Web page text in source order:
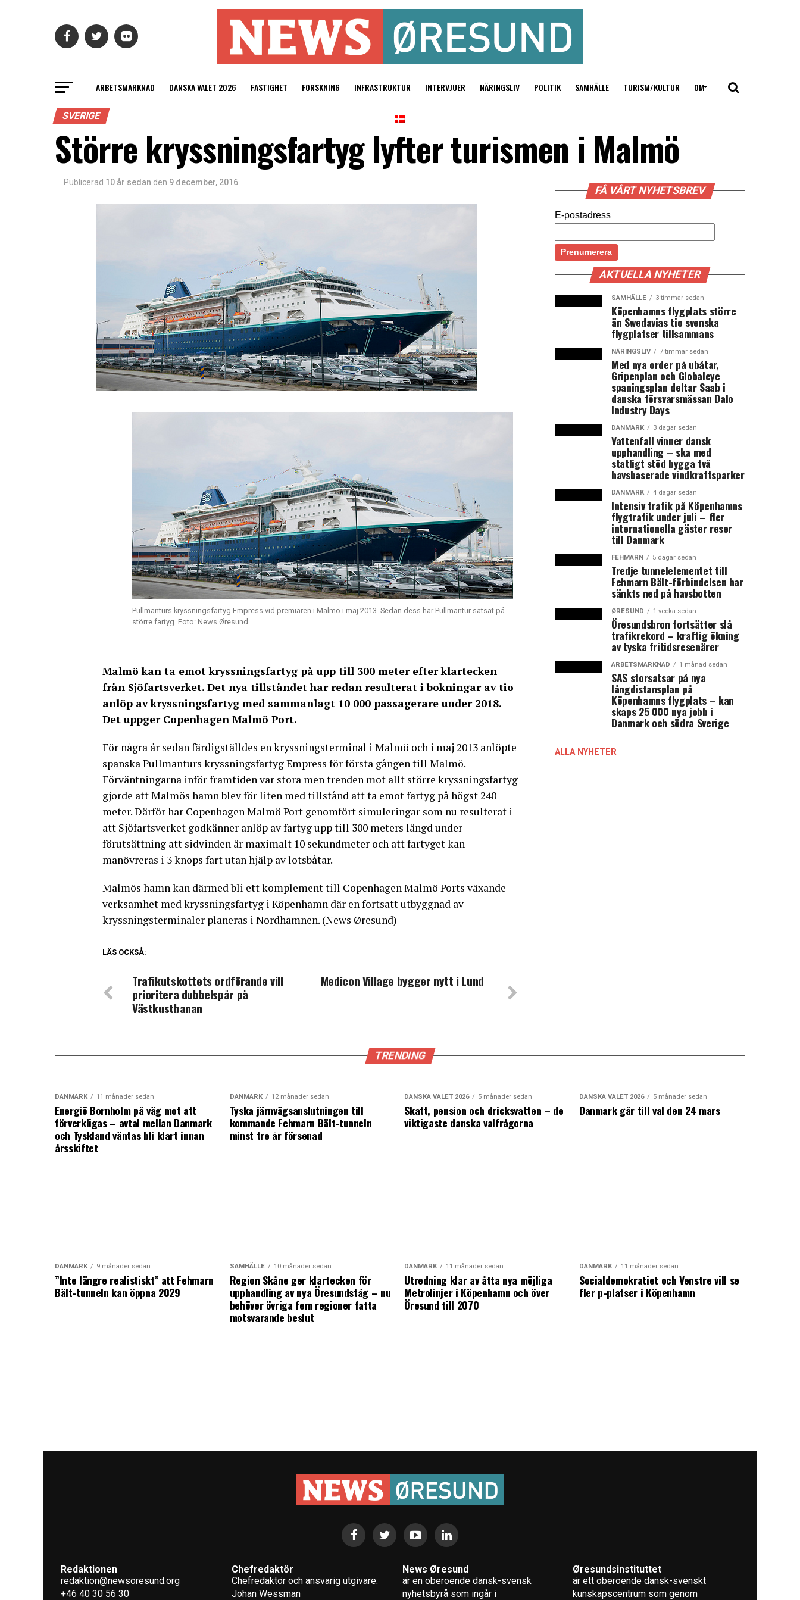
ARBETSMARKNAD DANSKA VALET 2026 FASTIGHET FORSKNING INFRASTRUKTUR INTERVJUER NÄRINGSLIV POLITIK SAMHÄLLE TURISM/KULTUR OM
SVERIGE
Större kryssningsfartyg lyfter turismen i Malmö
Publicerad 10 år sedan den 9 december, 2016
Pullmanturs kryssningsfartyg Empress vid premiären i Malmö i maj 2013. Sedan dess har Pullmantur satsat på
större fartyg. Foto: News Øresund
Malmö kan ta emot kryssningsfartyg på upp till 300 meter efter klartecken
från Sjöfartsverket. Det nya tillståndet har redan resulterat i bokningar av tio
anlöp av kryssningsfartyg med sammanlagt 10 000 passagerare under 2018.
Det uppger Copenhagen Malmö Port.
För några år sedan färdigställdes en kryssningsterminal i Malmö och i maj 2013 anlöpte
spanska Pullmanturs kryssningsfartyg Empress för första gången till Malmö.
Förväntningarna inför framtiden var stora men trenden mot allt större kryssningsfartyg
gjorde att Malmös hamn blev för liten med tillstånd att ta emot fartyg på högst 240
meter. Därför har Copenhagen Malmö Port genomfört simuleringar som nu resulterat i
att Sjöfartsverket godkänner anlöp av fartyg upp till 300 meters längd under
förutsättning att sidvinden är maximalt 10 sekundmeter och att fartyget kan
manövreras i 3 knops fart utan hjälp av lotsbåtar.
Malmös hamn kan därmed bli ett komplement till Copenhagen Malmö Ports växande
verksamhet med kryssningsfartyg i Köpenhamn där en fortsatt utbyggnad av
kryssningsterminaler planeras i Nordhamnen. (News Øresund)
LÄS OCKSÅ:
Medicon Village bygger nytt i Lund
Trafikutskottets ordförande vill
prioritera dubbelspår på
Västkustbanan
FÅ VÅRT NYHETSBREV
E-postadress
AKTUELLA NYHETER
SAMHÄLLE 3 timmar sedan
Köpenhamns flygplats större
än Swedavias tio svenska
flygplatser tillsammans
NÄRINGSLIV 7 timmar sedan
Med nya order på ubåtar,
Gripenplan och Globaleye
spaningsplan deltar Saab i
danska försvarsmässan Dalo
Industry Days
DANMARK 3 dagar sedan
Vattenfall vinner dansk
upphandling – ska med
statligt stöd bygga två
havsbaserade vindkraftsparker
DANMARK 4 dagar sedan
Intensiv trafik på Köpenhamns
flygtrafik under juli – fler
internationella gäster reser
till Danmark
FEHMARN 5 dagar sedan
Tredje tunnelelementet till
Fehmarn Bält-förbindelsen har
sänkts ned på havsbotten
ØRESUND 1 vecka sedan
Öresundsbron fortsätter slå
trafikrekord – kraftig ökning
av tyska fritidsresenärer
ARBETSMARKNAD 1 månad sedan
SAS storsatsar på nya
långdistansplan på
Köpenhamns flygplats – kan
skaps 25 000 nya jobb i
Danmark och södra Sverige
ALLA NYHETER
TRENDING
DANMARK 11 månader sedan
Energiö Bornholm på väg mot att
förverkligas – avtal mellan Danmark
och Tyskland väntas bli klart innan
årsskiftet
DANMARK 12 månader sedan
Tyska järnvägsanslutningen till
kommande Fehmarn Bält-tunneln
minst tre år försenad
DANSKA VALET 2026 5 månader sedan
Skatt, pension och dricksvatten – de
viktigaste danska valfrågorna
DANSKA VALET 2026 5 månader sedan
Danmark går till val den 24 mars
DANMARK 9 månader sedan
”Inte längre realistiskt” att Fehmarn
Bält-tunneln kan öppna 2029
SAMHÄLLE 10 månader sedan
Region Skåne ger klartecken för
upphandling av nya Öresundståg – nu
behöver övriga fem regioner fatta
motsvarande beslut
DANMARK 11 månader sedan
Utredning klar av åtta nya möjliga
Metrolinjer i Köpenhamn och över
Öresund till 2070
DANMARK 11 månader sedan
Socialdemokratiet och Venstre vill se
fler p-platser i Köpenhamn
Redaktionen
redaktion@newsoresund.org
+46 40 30 56 30
Chefredaktör
Chefredaktör och ansvarig utgivare:
Johan Wessman
News Øresund
är en oberoende dansk-svensk
nyhets­byrå som ingår i
Øresundsinstituttet
är ett oberoende dansk-svenskt
kunskapscentrum som genom